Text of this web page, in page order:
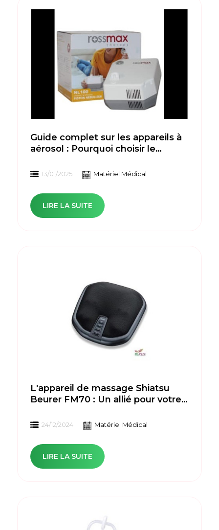
Guide complet sur les appareils à
aérosol : Pourquoi choisir le
13/01/2025 Matériel Médical
LIRE LA SUITE
L'appareil de massage Shiatsu
Beurer FM70 : Un allié pour votre
24/12/2024 Matériel Médical
LIRE LA SUITE